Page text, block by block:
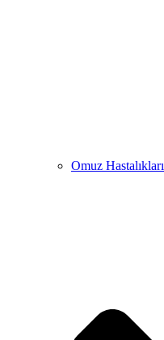
Omuz Hastalıkları